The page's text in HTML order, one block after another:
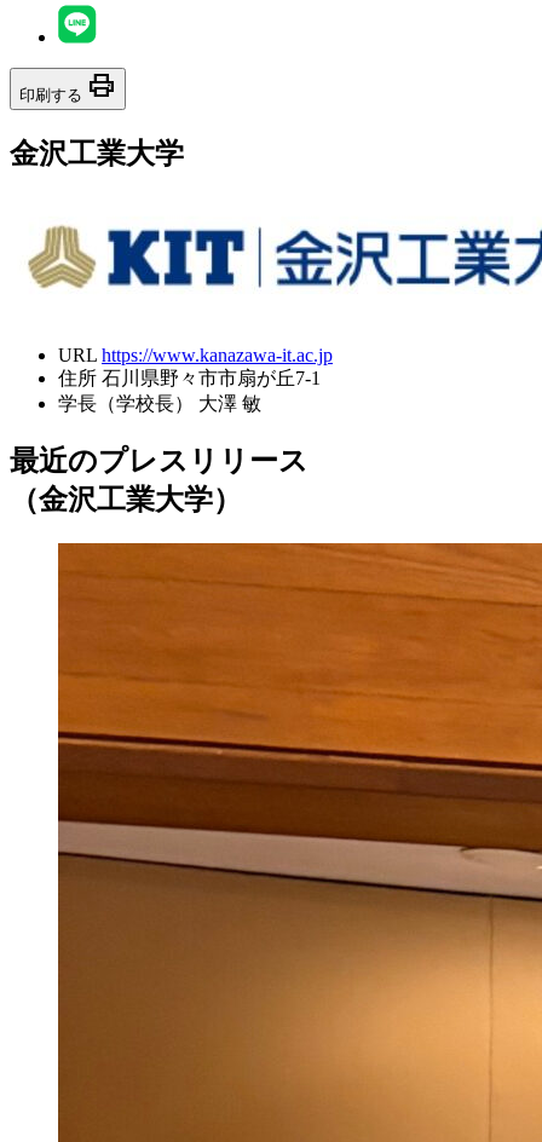
印刷する print
金沢工業大学
URL https://www.kanazawa-it.ac.jp
住所 石川県野々市市扇が丘7-1
学長（学校長）
大澤 敏
最近のプレスリリース
（金沢工業大学）